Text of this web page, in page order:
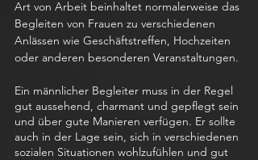
Art von Arbeit beinhaltet normalerweise das
Begleiten von Frauen zu verschiedenen
Anlässen wie Geschäftstreffen, Hochzeiten
oder anderen besonderen Veranstaltungen.
Ein männlicher Begleiter muss in der Regel
gut aussehend, charmant und gepflegt sein
und über gute Manieren verfügen. Er sollte
auch in der Lage sein, sich in verschiedenen
sozialen Situationen wohlzufühlen und gut